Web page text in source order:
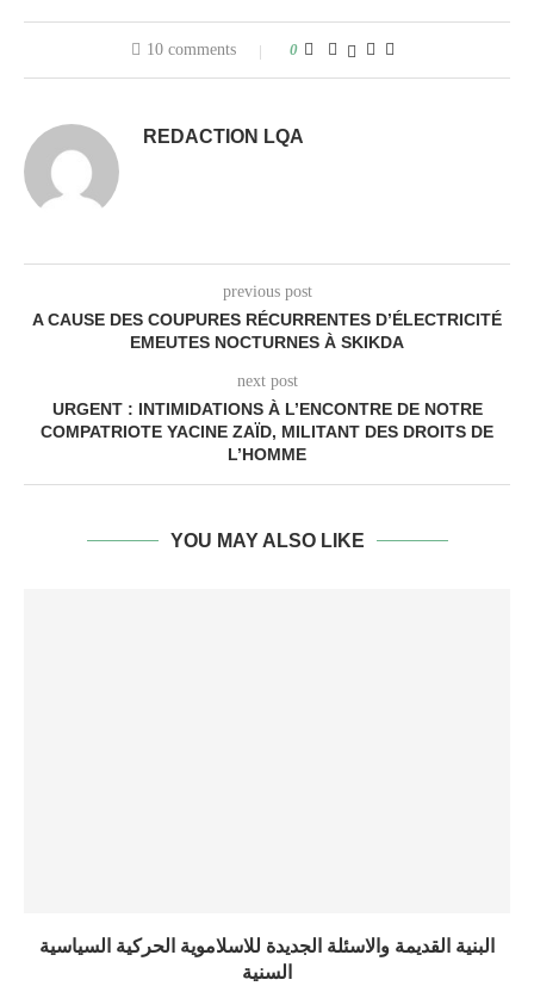
10 comments 0
REDACTION LQA
previous post
A CAUSE DES COUPURES RÉCURRENTES D’ÉLECTRICITÉ
EMEUTES NOCTURNES À SKIKDA
next post
URGENT : INTIMIDATIONS À L’ENCONTRE DE NOTRE
COMPATRIOTE YACINE ZAÏD, MILITANT DES DROITS DE
L’HOMME
YOU MAY ALSO LIKE
البنية القديمة والاسئلة الجديدة للاسلاموية الحركية السياسية
السنية